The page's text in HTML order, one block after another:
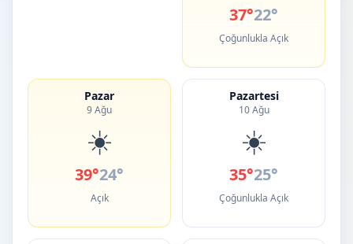
37°22°
Çoğunlukla Açık
Pazar
9 Ağu
☀️
39°24°
Açık
Pazartesi
10 Ağu
☀️
35°25°
Çoğunlukla Açık